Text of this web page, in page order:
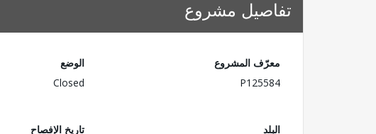
تفاصيل مشروع
معرّف المشروع
P125584
الوضع
Closed
البلد
تاريخ الإفصاح